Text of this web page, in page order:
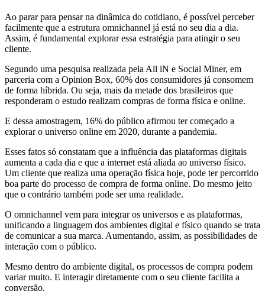
Ao parar para pensar na dinâmica do cotidiano, é possível perceber
facilmente que a estrutura omnichannel já está no seu dia a dia.
Assim, é fundamental explorar essa estratégia para atingir o seu
cliente.
Segundo uma pesquisa realizada pela All iN e Social Miner, em
parceria com a Opinion Box, 60% dos consumidores já consomem
de forma híbrida. Ou seja, mais da metade dos brasileiros que
responderam o estudo realizam compras de forma física e online.
E dessa amostragem, 16% do público afirmou ter começado a
explorar o universo online em 2020, durante a pandemia.
Esses fatos só constatam que a influência das plataformas digitais
aumenta a cada dia e que a internet está aliada ao universo físico.
Um cliente que realiza uma operação física hoje, pode ter percorrido
boa parte do processo de compra de forma online. Do mesmo jeito
que o contrário também pode ser uma realidade.
O omnichannel vem para integrar os universos e as plataformas,
unificando a linguagem dos ambientes digital e físico quando se trata
de comunicar a sua marca. Aumentando, assim, as possibilidades de
interação com o público.
Mesmo dentro do ambiente digital, os processos de compra podem
variar muito. E interagir diretamente com o seu cliente facilita a
conversão.